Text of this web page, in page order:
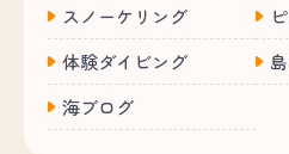
スノーケリング
体験ダイビング
海ブログ